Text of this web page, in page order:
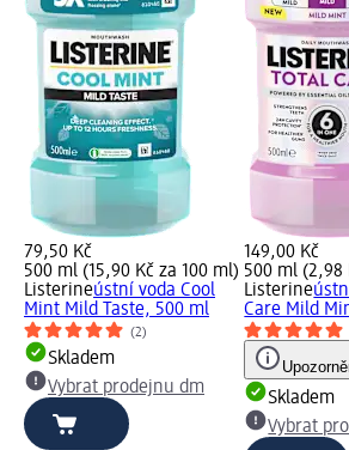
79,50 Kč
500 ml (15,90 Kč za 100 ml)
Listerineústní voda Cool
Mint Mild Taste, 500 ml
(2)
Skladem
Vybrat prodejnu dm
149,00 Kč
500 ml (2,98
Listerine
Care Mild
Skladem
Vybrat